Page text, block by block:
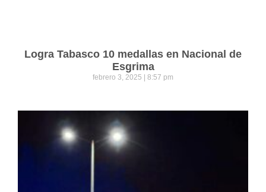
Logra Tabasco 10 medallas en Nacional de
Esgrima
febrero 3, 2025 8:57 pm